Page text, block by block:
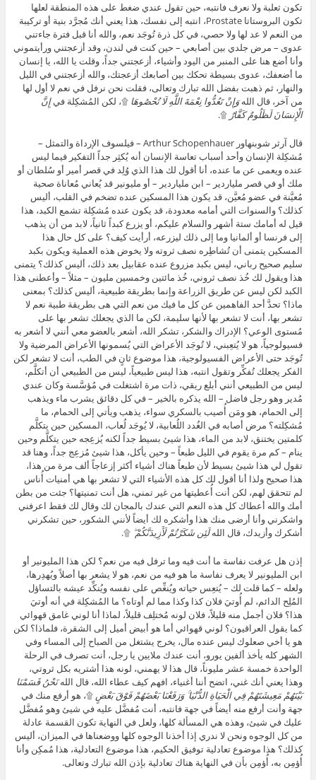
تكون ثعلبة ولا نعرف فانتبه، حين تقول عندي ضغط على هذه المنطقة لعلها
تكون البروستاتا Prostate، انتبه إلى نفسك، هذا يعني أنك مُجرَّد بنية أو تركيبة
من النعم لا عد لها ولا حصي، في كل ذرة تُوجَد نعم، والله أنا قبل فترة جاءتني
عدوى – مرض جلدي بين أصابعي – حين كنت في لندن، وقد أزعجتني ورأيتموني
وأنا أضع هنا على المنبر من اليود وأشياء، أزعجتني جداً، وقلت يا الله، يا إنسان
ما أضعفك، عدوى بسيطة تحكك بين أصابعك أزعجتك، والله أزعجتني في الليل
والنهار، ثم ذهبت بفضل الله تبارك وتعالى، فقلت نحن نرفل في نعم لا أول لها
من آخر، قال اللهوَإِنْ تَعُدُّوا نِعْمَةَ اللَّهِ لَا تُحْصُوهَا ۩، لكن المُشكِلة فيإِنَّ
الْإِنسَانَ لَظَلُومٌ كَفَّارٌ ۩.
قال آرثر شوبنهاور Arthur Schopenhauer – فيلسوف الإرداة والتمثل –
مُشكِلة الإنسان وأحد أسباب تعاسة الإنسان أنه يُكثِر جداً التفكير فيما ليس
عنده ويعمى عن ما عنده، أنا أقول لك هذا الذي وُلِد في قصر أمير أو سُلطان أو
ملك أو في قصر ملياردير – ابن ملياردير – أو مليونير قد يُعاني مُعاناة صحية
مُعيَّنة في عضو مُعيَّن، قد يكون هذا المسكين عنده تضخم في القلب، أليس
كذلك؟ والسنوات التي أمامه معدودة، قد يكون عنده مُشكِلة تشمع الكبد، هذا
قيل له أمامك ستة أشهر والسلام عليكم، أو يزرع كبداً ثانياً، لابد من أن يذهب
إلى فرنسا أو ألمانيا وما إلى ذلك ليزرعه، أرأيت كيف؟ على كل حال هذا
المسكين يتمنى أن تُشاطِره نصف ثروته ولا يخوض هذه العملية ويكون بكبد
سليم صحيح رباني، ليس بكبد مزروع عنده عقابيل بعد ذلك، أليس كذلك؟ يتمنى
هذا ويقول لك خُذ نصف ثروني، خُذ مائتين وخمسين مليون – مثلاً – وأعطنى هذا
الكبد لكن ليس عن طريق الزراعة وإنما بطريقة طبيعية، أليس كذلك؟ بمعنى
ماذا؟ تحدَّ أحد الفاهمين عن كل ما فيك من نعم التي هى بطريقة طبية نعم لا
تشعر بها، أنت لا تشعر بها لأنها سليمة، لكن ما الذي يجعلك تشعر بها على
مُستوى الوعي؟ الإدراك والشكر، تشكر الله، أشعر بالعضو معي أنني لا أشعر به
فسيولوجياً، هو لا يُتعِبني، لا تُوجَد الأعراض التي يُسمونها الأعراض المرضية ولا
تُوجَد حتى الأعراض الفسيولوجية، هذا موضوع ثانٍ في الطب، أنت لا تشعر لكن
الفكر يجعلك تُفكِّر وتقول انتبه، هذا ليس طبيعياً، ليس من الطبيعي أن أتكلَّم،
ليس من الطبيعي أنني أبلع ريقي، ذات مرة اشتغلت في مُؤسَّسة وكان عندي
مُدير وهو رجل فاضل – الله يذكره بالخير – في كل دقائق يشرب ماء ويذهب
إلى الحمام، هو ومَن أُصيب بالسكري سواء، يذهب ويأتي إلى الحمام، ما
مُشكِلته؟ مرض أصابه في الغُدد اللُعابية، لا يُوجَد لُعاب، المسكين حين يتكلَّم
كلمتين يختنق، لابد من الماء، هذا شيئ بسيط جداً لكنه يُزعِجه حين يتكلَّم وحين
ينام – كم مرة يقوم في الليل طبعاً – وحين يأكل، هذا شيئ مُزعِج جداً، وهنا قد
تقول لي هذا شيئ بسيط لأن طبعاً هناك أشياء أكثر إزعاجاً ألف مرة من هذا،
هذا صحيح ولذا أنا أقول لك كل هذه الأشياء التي لا تشعر بها هي أمنيات أُناس
لم تتحقق لهم، لكن أنت أُعطيتها من غير تمني، هل أنت تمنيتها؟ جئت من بطن
أمك والله أعطاك كل هذه النعم التي عندك بالمجان لك وقال لك فقط اعرفني
واشكرني وأنا أرضى منك هذا وأشكره لك أيضاً لأنني الشكور، حين تشكرني
أشكرك وأزيدك، قال اللهلَئِن شَكَرْتُمْ لَأَزِيدَنَّكُمْ ۖ ۩.
إذن هل عرفت نفاسة ما أنت فيه وما ترفل فيه من نعم؟ لكن هذا المليونير أو
ابن المليونير لا يعرف نفاسة ما هو فيه من نعم، هو لا يشعر بها أصلاً ويُهدِرها،
ولعله – كما قلت لك – يُتعِس حياته ويُنغِّص على نفسه ويُنكِّد عيشه بالتساؤل
المُلِح الدائم، لم أُوتيَ فلان كذا وكذا مما لم أوتاه؟ ما المُشكِلة في أنه أوتيَ
هذا؟ فلان أجمل منه قليلاً، فلان لونه مُختلِف قليلاً، لماذا أنا لوني غامق قهوائي
كما يقول العراقيون؟ لوني قهوائي أما هو أبيض أميل إلى الشقرة، فلماذا؟ لكن
هو يا أخي صعلوك ليس عنده مال، يخرج يشتغل من الصباح إلى المساء وفي
الشهر كله يأخذ ألفين يورو، أنت عندك ملايين يا رجل، أنت تصرف في الرحلة
الواحدة خمسة عشر مليوناً، قال هذا لا يهمني، لونه هذا أشتريه بكل ثروتي،
وهذا يعني أنك غني، اتضح أننا أغنياء، افهم كيف عطاء الله، قال اللهنَحْنُ قَسَمْنَا
بَيْنَهُمْ مَعِيشَتَهُمْ فِي الْحَيَاةِ الدُّنْيَا ۚ وَرَفَعْنَا بَعْضَهُمْ فَوْقَ بَعْضٍ ۩، هو أرفع منك في
جهة وأنت أرفع منه أيضاً في جهة فانتبه، أنت مُفضَّل عليه في شيئ وهو مُفضَّل
عليك في شيئ، وهذه هي المسألة كلها، ولعل في النهاية تكون القسمة عادلة
من كل الوجوه ونحن لا ندري إذا أخذنا الوجوه كلها ووضعناها في الميزان، أليس
كذلك؟ هذا موضوع تعادلية توفيق الحكيم، هذا موضوع التعادلية، هذا مُمكِن وأنا
أُؤمِن به، أُؤمِن بأن في النهاية هناك تعادلية بإذن الله تبارك وتعالى.